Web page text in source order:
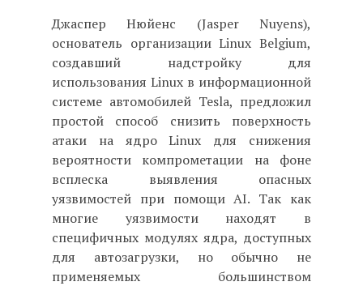
Джаспер Нюйенс (Jasper Nuyens),
основатель организации Linux Belgium,
создавший надстройку для
использования Linux в информационной
системе автомобилей Tesla, предложил
простой способ снизить поверхность
атаки на ядро Linux для снижения
вероятности компрометации на фоне
всплеска выявления опасных
уязвимостей при помощи AI. Так как
многие уязвимости находят в
специфичных модулях ядра, доступных
для автозагрузки, но обычно не
применяемых большинством